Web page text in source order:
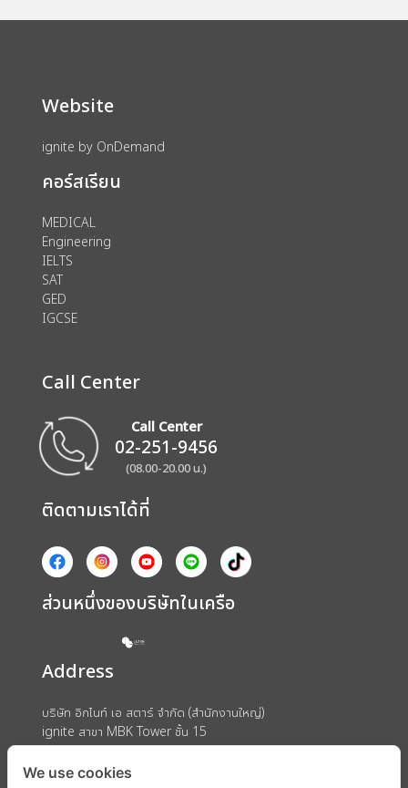
Website
ignite by OnDemand
คอร์สเรียน
MEDICAL
Engineering
IELTS
SAT
GED
IGCSE
Call Center
Call Center
02-251-9456
(08.00-20.00 น.)
ติดตามเราได้ที่
ส่วนหนึ่งของบริษัทในเครือ
Address
บริษัท อิกไนท์ เอ สตาร์ จำกัด (สำนักงานใหญ่)
ignite สาขา MBK Tower ชั้น 15
ถนนพญาไท แขวงวังใหม่ เขตปทุมวัน กรุงเทพมหานคร 10330
We use cookies